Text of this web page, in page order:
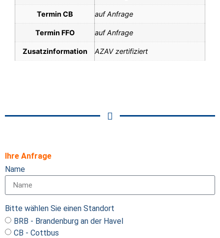
Termin CB auf Anfrage
Termin FFO auf Anfrage
Zusatzinformation AZAV zertifiziert
Ihre Anfrage
Name
Bitte wählen Sie einen Standort
BRB - Brandenburg an der Havel
CB - Cottbus